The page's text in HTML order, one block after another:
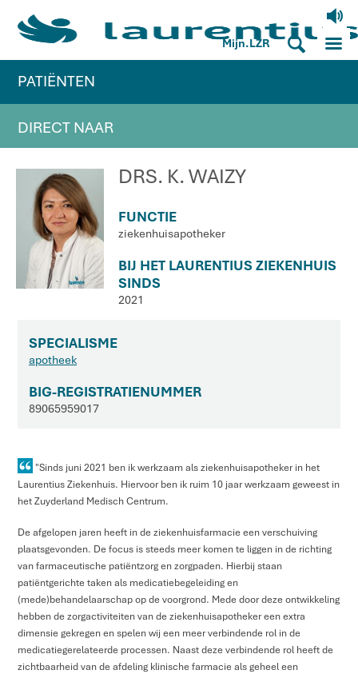
V
Mijn.LZR S M
PATIËNTEN
DIRECT NAAR
DRS. K. WAIZY
FUNCTIE
ziekenhuisapotheker
BIJ HET LAURENTIUS ZIEKENHUIS
SINDS
2021
SPECIALISME
apotheek
BIG-REGISTRATIENUMMER
89065959017
"Sinds juni 2021 ben ik werkzaam als ziekenhuisapotheker in het
Laurentius Ziekenhuis. Hiervoor ben ik ruim 10 jaar werkzaam geweest in
het Zuyderland Medisch Centrum.
De afgelopen jaren heeft in de ziekenhuisfarmacie een verschuiving
plaatsgevonden. De focus is steeds meer komen te liggen in de richting
van farmaceutische patiëntzorg en zorgpaden. Hierbij staan
patiëntgerichte taken als medicatiebegeleiding en
(mede)behandelaarschap op de voorgrond. Mede door deze ontwikkeling
hebben de zorgactiviteiten van de ziekenhuisapotheker een extra
dimensie gekregen en spelen wij een meer verbindende rol in de
medicatiegerelateerde processen. Naast deze verbindende rol heeft de
zichtbaarheid van de afdeling klinische farmacie als geheel een